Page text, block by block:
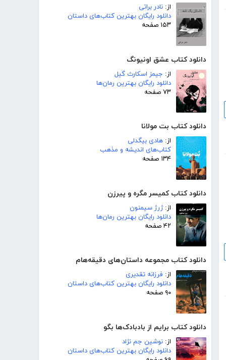
از: نادر براتی
دانلود رایگان بهترین کتاب‌های داستان
۱۵۳ صفحه
دانلود کتاب عشق اونیونگ
از: جیمز اسکارث گیل
دانلود رایگان بهترین رمان‌ها
۷۳ صفحه
دانلود کتاب بت مولانا
از: هادی بیگدلی
کتاب‌های اندیشه و مذهب
۱۳۴ صفحه
دانلود کتاب کمیسر مگره و پیرزن
از:ژرژ سیمنون
دانلود رایگان بهترین رمان‌ها
۴۲ صفحه
دانلود کتاب مجموعه داستان‌های دقیقه‌هام
از: فرزانه تقدیری
دانلود رایگان بهترین کتاب‌های داستان
۹۰ صفحه
دانلود کتاب برایم از بادبادک‌ها بگو
از: نوشین جم نژاد
دانلود رایگان بهترین کتاب‌های داستان